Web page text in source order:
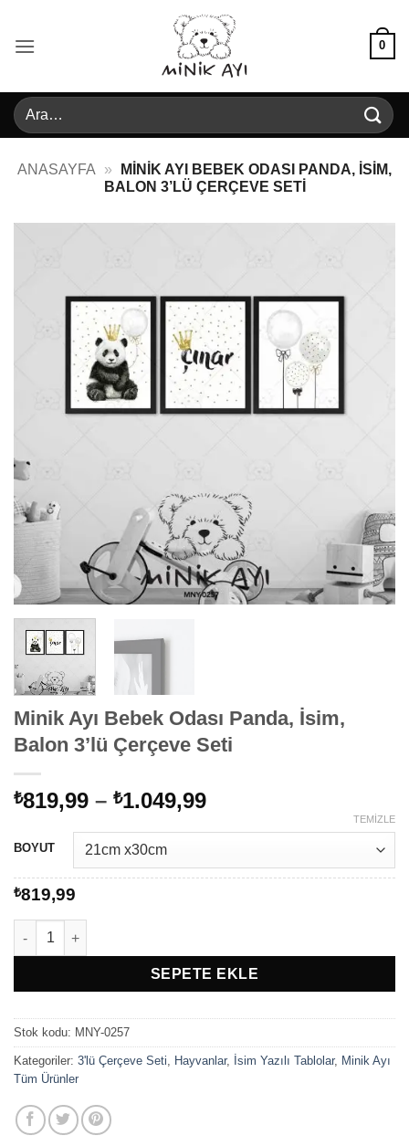
0
Ara:
ANASAYFA »
MINIK AYI BEBEK ODASI PANDA, İSIM,
BALON 3’LÜ ÇERÇEVE SETI
Minik Ayı Bebek Odası Panda, İsim,
Balon 3’lü Çerçeve Seti
₺819,99 – ₺1.049,99Fiyat
-
BOYUT
TEMIZLE
₺819,99
Minik Ayı Bebek Odası Panda, İsim, Balon 3'lü Çerçeve Seti adet
SEPETE EKLE
Stok kodu: MNY-0257
Kategoriler: 3'lü Çerçeve Seti Hayvanlar, İsim Yazılı Tablolar, Minik Ayı
Tüm Ürünler